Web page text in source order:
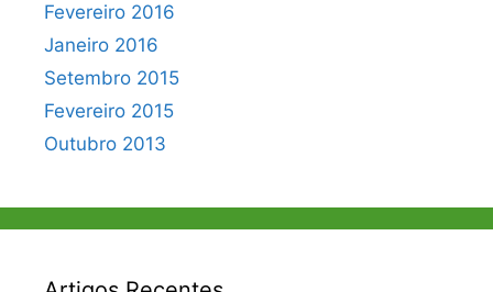
Fevereiro 2016
Janeiro 2016
Setembro 2015
Fevereiro 2015
Outubro 2013